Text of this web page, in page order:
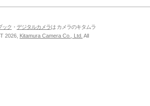
ック ・ デジタルカメラは カメラのキタムラ
2026, Kitamura Camera Co., Ltd. All